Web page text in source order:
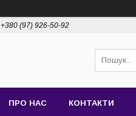
+380 (97) 926-50-92
ПРО НАС КОНТАКТИ